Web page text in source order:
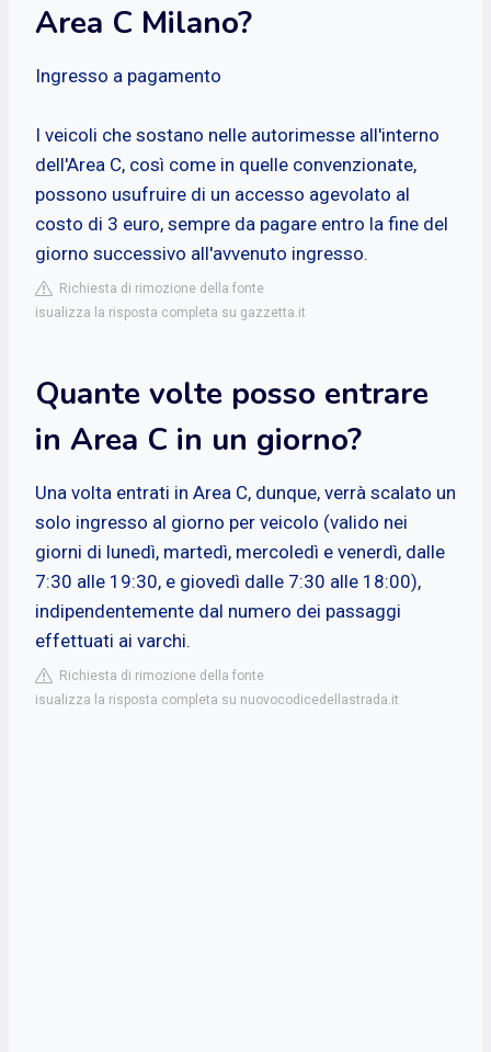
Area C Milano?
Ingresso a pagamento
I veicoli che sostano nelle autorimesse all'interno
dell'Area C, così come in quelle convenzionate,
possono usufruire di un accesso agevolato al
costo di 3 euro, sempre da pagare entro la fine del
giorno successivo all'avvenuto ingresso.
Richiesta di rimozione della fonte
isualizza la risposta completa su gazzetta.it
Quante volte posso entrare
in Area C in un giorno?
Una volta entrati in Area C, dunque, verrà scalato un
solo ingresso al giorno per veicolo (valido nei
giorni di lunedì, martedì, mercoledì e venerdì, dalle
7:30 alle 19:30, e giovedì dalle 7:30 alle 18:00),
indipendentemente dal numero dei passaggi
effettuati ai varchi.
Richiesta di rimozione della fonte
isualizza la risposta completa su nuovocodicedellastrada.it